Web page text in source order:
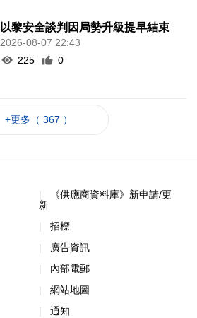
以黎安全談判因局勢升級提早結束
2026-08-07 22:43
225
0
+更多（ 367 ）
《供應商資料庫》新申請/更
新
招標
廣告資訊
內部電郵
網站地圖
通知